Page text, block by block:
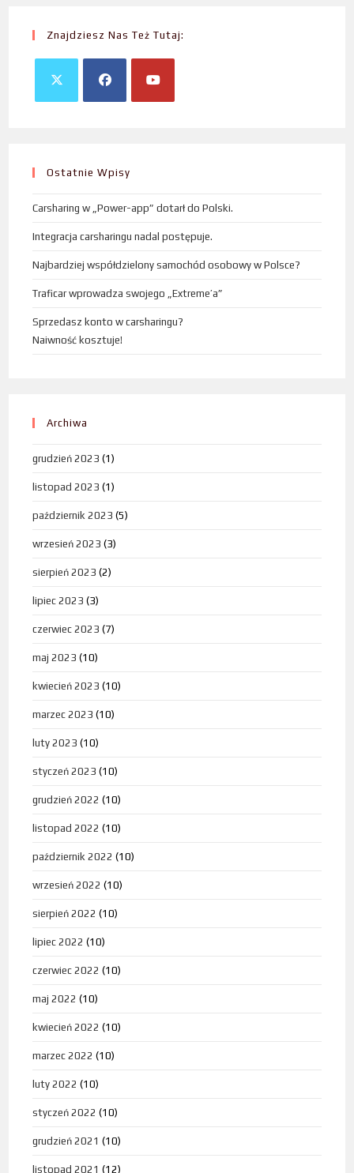
Znajdziesz Nas Też Tutaj:
Ostatnie Wpisy
Carsharing w „Power-app” dotarł do Polski.
Integracja carsharingu nadal postępuje.
Najbardziej współdzielony samochód osobowy w Polsce?
Traficar wprowadza swojego „Extreme’a”
Sprzedasz konto w carsharingu?
Naiwność kosztuje!
Archiwa
grudzień 2023 (1)
listopad 2023 (1)
październik 2023 (5)
wrzesień 2023 (3)
sierpień 2023 (2)
lipiec 2023 (3)
czerwiec 2023 (7)
maj 2023 (10)
kwiecień 2023 (10)
marzec 2023 (10)
luty 2023 (10)
styczeń 2023 (10)
grudzień 2022 (10)
listopad 2022 (10)
październik 2022 (10)
wrzesień 2022 (10)
sierpień 2022 (10)
lipiec 2022 (10)
czerwiec 2022 (10)
maj 2022 (10)
kwiecień 2022 (10)
marzec 2022 (10)
luty 2022 (10)
styczeń 2022 (10)
grudzień 2021 (10)
listopad 2021 (12)